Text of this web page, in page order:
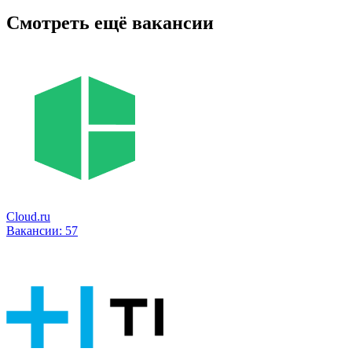
Смотреть ещё вакансии
Cloud.ru
Вакансии: 57